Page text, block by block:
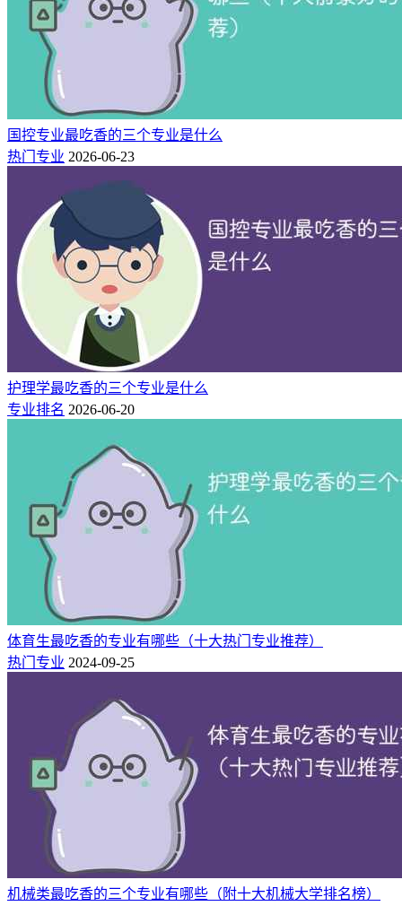
院和上海政法学院以及山东政法学院。
2、殡仪专业
生老病死，人之自然规律。由于殡葬在中国文化中带有所谓的
“晦气”，经常与死人打交道，所以被很多人认为不吉利，大多
数人都不会选择这个专业。
在很多人心目中，殡葬专业是少有人理解和问津的专业，所以
导致殡葬专业发展的非常缓慢，实际上殡葬专业还是很简单
的，学生主要学习一些关于殡葬专业的流程和对各地习俗的一
些了解。
这个专业可谓是就业率最有保障的，因为它都是和民政部门直
接挂钩的。
每一届有开设这个专业的学校，就业率非常高，很多单位在学
生还没毕业的时候就到学校来“预定”人员。
因为行业的特殊性，待遇比普通行业要稍好一些。
这个专业近年来报考的人数虽然逐年在上升，但是竞争非常
小，就业缺口大，高薪中的高薪专业。
3、茶学专业
茶学专业是一个很小众的专业，根据网上显示，全国仅有少数
大学开设了这个专业。
虽然小众，但是想要学好这个专业，需要了解和学习的内容很
多。
国控专业最吃香的三个专业是什么
热门专业 2026-06-23
护理学最吃香的三个专业是什么
专业排名 2026-06-20
体育生最吃香的专业有哪些（十大热门专业推荐）
热门专业 2024-09-25
机械类最吃香的三个专业有哪些（附十大机械大学排名榜）